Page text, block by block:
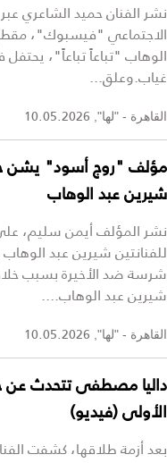
نشر الفنان حميد الشاعري
الاجتماعي "فيسبوك"، مقطع
الوهاب "تباعاً تباعاً"، يحتفل
غياب.وعلق...
القاهرة - "لها", 10.05.2026
مؤلف "روج أسود" يشن
شيرين عبد الوهاب
نشر المؤلف أيمن سليم،
للفنانتين شيرين عبد
شرسة ضد الأخيرة بسبب
شيرين عبد الوهاب....
القاهرة - "لها", 10.05.2026
داليا مصطفى تتحدث عن
الأولى (فيديو)
بعد أزمة طلاقها، كشفت